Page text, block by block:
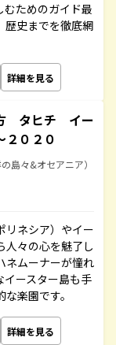
むためのガイド最
史までを徹底網
詳細を見る
タヒチ イー
０２０
島々&オセアニア）
リネシア）やイー
人々の心を魅了し
ネムーナーが憧れ
イースター島も手
楽園です。
詳細を見る